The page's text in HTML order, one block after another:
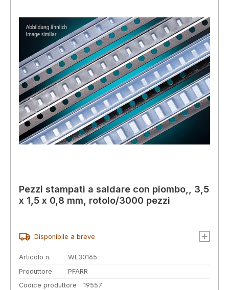
Pezzi stampati a saldare con piombo,, 3,5
x 1,5 x 0,8 mm, rotolo/3000 pezzi
Disponibile a breve
Articolo n.
WL30165
Produttore
PFARR
Codice produttore
19557